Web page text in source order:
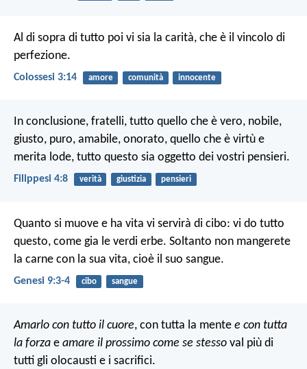
Al di sopra di tutto poi vi sia la carità, che è il vincolo di
perfezione.
Colossesi 3:14 amore comunità innocente
In conclusione, fratelli, tutto quello che è vero, nobile,
giusto, puro, amabile, onorato, quello che è virtù e
merita lode, tutto questo sia oggetto dei vostri pensieri.
Filippesi 4:8 verità giustizia pensieri
Quanto si muove e ha vita vi servirà di cibo: vi do tutto
questo, come gia le verdi erbe. Soltanto non mangerete
la carne con la sua vita, cioè il suo sangue.
Genesi 9:3-4 cibo sangue
Amarlo con tutto il cuore, con tutta la mente e con tutta
la forza e amare il prossimo come se stesso val più di
tutti gli olocausti e i sacrifici.